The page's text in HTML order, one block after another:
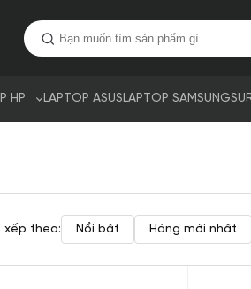
HP LAPTOP ASUSLAPTOP SAMSUNG
xếp theo: Nổi bật Hàng mới nhất